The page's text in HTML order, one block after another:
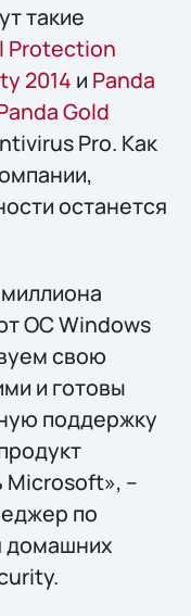
такие
Protection
2014 и Panda
Gold
Pro. Как
останется
ОС Windows
свою
и готовы
поддержку
Microsoft», –
по
домашних